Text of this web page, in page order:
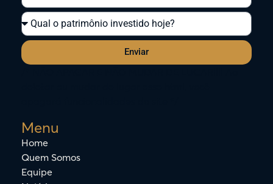
Menu
Home
Quem Somos
Equipe
Enviar